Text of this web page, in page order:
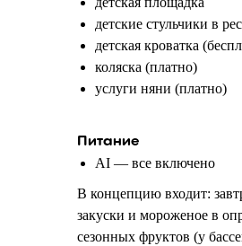
детские стульчики в
детская кроватка
коляска (платно)
услуги няни (платно)
Питание
AI — все включено
В концепцию входит:
закуски и мороженое в
сезонных фруктов (у